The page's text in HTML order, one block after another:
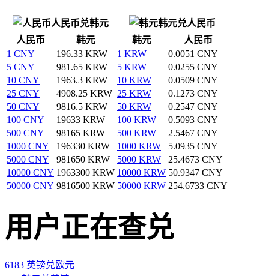
人民币兑韩元
韩元兑人民币
人民币
韩元 韩元
人民币
1 CNY
196.33 KRW 1 KRW
0.0051 CNY
5 CNY
981.65 KRW 5 KRW
0.0255 CNY
10 CNY
1963.3 KRW 10 KRW
0.0509 CNY
25 CNY
4908.25 KRW 25 KRW
0.1273 CNY
50 CNY
9816.5 KRW 50 KRW
0.2547 CNY
100 CNY
19633 KRW 100 KRW
0.5093 CNY
500 CNY
98165 KRW 500 KRW
2.5467 CNY
1000 CNY
196330 KRW 1000 KRW
5.0935 CNY
5000 CNY
981650 KRW 5000 KRW
25.4673 CNY
10000 CNY 1963300 KRW 10000 KRW 50.9347 CNY
50000 CNY 9816500 KRW 50000 KRW 254.6733 CNY
用户正在查兑
6183 英镑兑欧元